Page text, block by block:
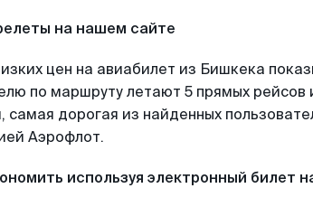
на нашем сайте
цен на авиабилет из Бишкека
по маршруту летают 5 прямых рейсов
самая дорогая из найденных
Аэрофлот.
используя электронный билет